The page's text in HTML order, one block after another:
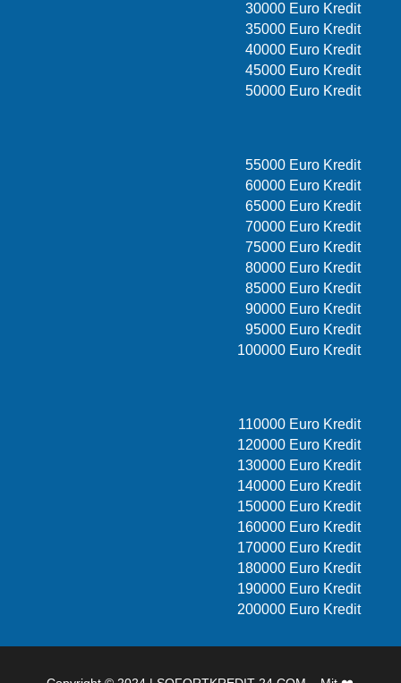
30000 Euro Kredit
35000 Euro Kredit
40000 Euro Kredit
45000 Euro Kredit
50000 Euro Kredit
55000 Euro Kredit
60000 Euro Kredit
65000 Euro Kredit
70000 Euro Kredit
75000 Euro Kredit
80000 Euro Kredit
85000 Euro Kredit
90000 Euro Kredit
95000 Euro Kredit
100000 Euro Kredit
110000 Euro Kredit
120000 Euro Kredit
130000 Euro Kredit
140000 Euro Kredit
150000 Euro Kredit
160000 Euro Kredit
170000 Euro Kredit
180000 Euro Kredit
190000 Euro Kredit
200000 Euro Kredit